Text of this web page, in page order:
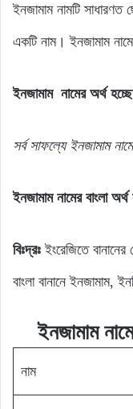
ইনজামাম নামটি সাধারণত
একটি নাম। ইনজামাম
ইনজামাম নামের অর্থ হচ্ছে
সর্বসাফল্যে ইনজামাম
ইনজামাম নামের বাংলা
বিঃদ্রঃ ইংরেজিতে
বাংলা বানানে ইনজামাম,
ইনজামাম
নাম